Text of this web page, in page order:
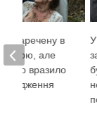
наречену в
живою, але
його вразило